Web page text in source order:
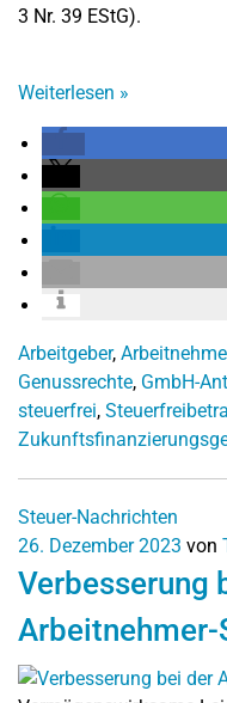
3 Nr. 39 EStG).
Weiterlesen »
Arbeitgeber,
Genussrechte, GmbH-
steuerfrei,
Steuer-Nachrichten
26. Dezember 2023 von
Verbesserung
Arbeitnehmer-